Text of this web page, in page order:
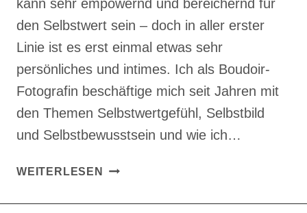
kann sehr empowernd und bereichernd für
den Selbstwert sein – doch in aller erster
Linie ist es erst einmal etwas sehr
persönliches und intimes. Ich als Boudoir-
Fotografin beschäftige mich seit Jahren mit
den Themen Selbstwertgefühl, Selbstbild
und Selbstbewusstsein und wie ich…
WEITERLESEN
EIN
SHOOTING